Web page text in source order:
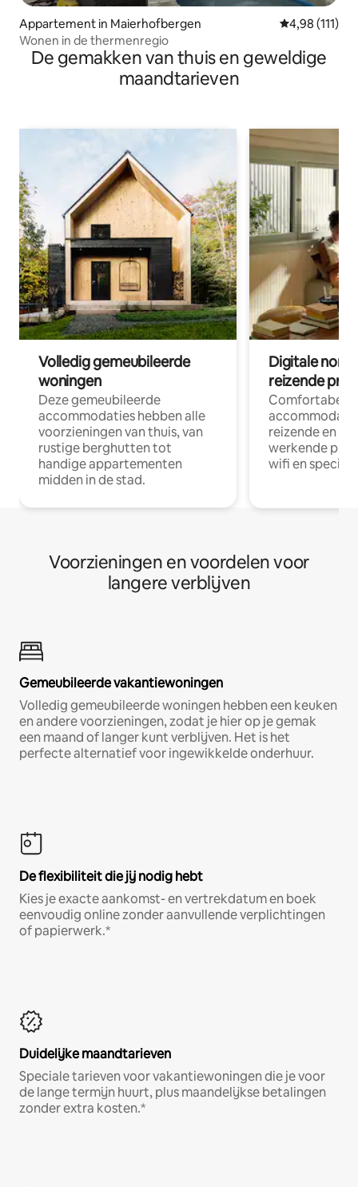
Appartement in Maierhofbergen Gemiddelde
4,98 (111)
Wonen in de thermenregio
De gemakken van thuis en geweldige
maandtarieven
Volledig gemeubileerde
woningen
Deze gemeubileerde
accommodaties hebben alle
voorzieningen van thuis, van
rustige berghutten tot
handige appartementen
midden in de stad.
Digitale
reizende
Comfortabele
reizende en
werkende
wifi en
Voorzieningen en voordelen voor
langere verblijven
Gemeubileerde vakantiewoningen
Volledig gemeubileerde woningen hebben een keuken
en andere voorzieningen, zodat je hier op je gemak
een maand of langer kunt verblijven. Het is het
perfecte alternatief voor ingewikkelde onderhuur.
De flexibiliteit die jij nodig hebt
Kies je exacte aankomst- en vertrekdatum en boek
eenvoudig online zonder aanvullende verplichtingen
of papierwerk.*
Duidelijke maandtarieven
Speciale tarieven voor vakantiewoningen die je voor
de lange termijn huurt, plus maandelijkse betalingen
zonder extra kosten.*